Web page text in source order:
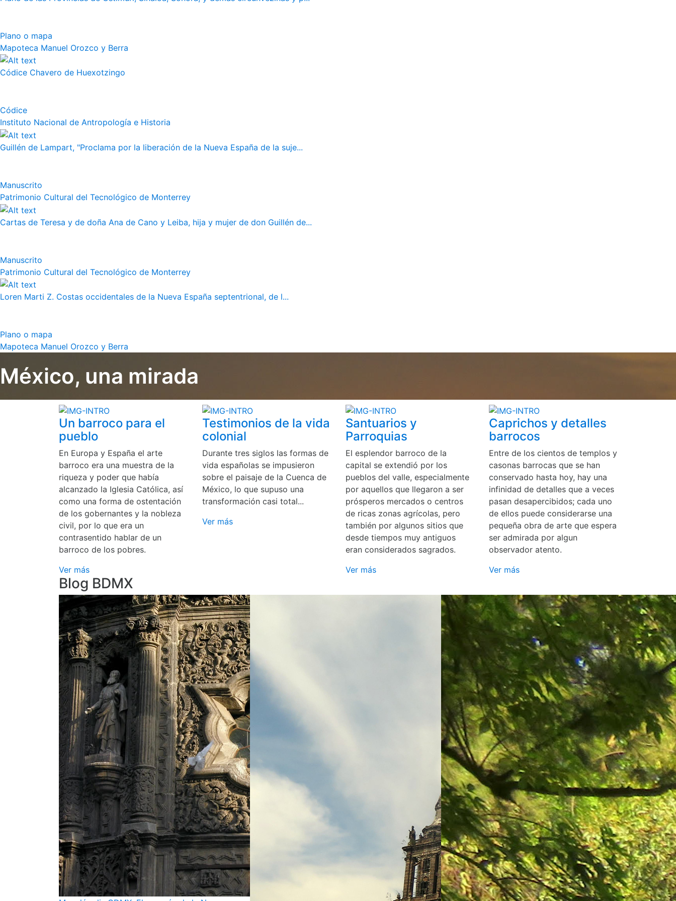
Plano o mapa
Mapoteca Manuel Orozco y Berra
Códice Chavero de Huexotzingo
Códice
Instituto Nacional de Antropología e Historia
Guillén de Lampart, "Proclama por la liberación de la Nueva España de la suje...
Manuscrito
Patrimonio Cultural del Tecnológico de Monterrey
Cartas de Teresa y de doña Ana de Cano y Leiba, hija y mujer de don Guillén de...
Manuscrito
Patrimonio Cultural del Tecnológico de Monterrey
Loren Marti Z. Costas occidentales de la Nueva España septentrional, de l...
Plano o mapa
Mapoteca Manuel Orozco y Berra
México, una mirada
Un barroco para el
pueblo
En Europa y España el arte
barroco era una muestra de la
riqueza y poder que había
alcanzado la Iglesia Católica, así
como una forma de ostentación
de los gobernantes y la nobleza
civil, por lo que era un
contrasentido hablar de un
barroco de los pobres.
Ver más
Testimonios de la vida
colonial
Durante tres siglos las formas de
vida españolas se impusieron
sobre el paisaje de la Cuenca de
México, lo que supuso una
transformación casi total...
Ver más
Santuarios y
Parroquias
El esplendor barroco de la
capital se extendió por los
pueblos del valle, especialmente
por aquellos que llegaron a ser
prósperos mercados o centros
de ricas zonas agrícolas, pero
también por algunos sitios que
desde tiempos muy antiguos
eran considerados sagrados.
Ver más
Caprichos y detalles
barrocos
Entre de los cientos de templos y
casonas barrocas que se han
conservado hasta hoy, hay una
infinidad de detalles que a veces
pasan desapercibidos; cada uno
de ellos puede considerarse una
pequeña obra de arte que espera
ser admirada por algun
observador atento.
Ver más
Blog BDMX